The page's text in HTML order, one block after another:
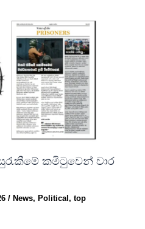
කමිටුවෙන් වාර
/ News, Political,top